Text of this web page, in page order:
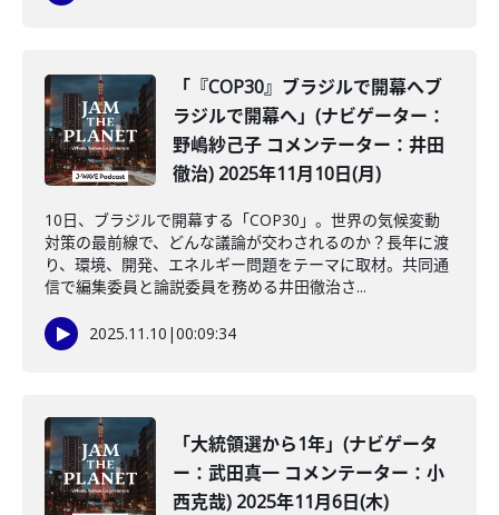
「『COP30』ブラジルで開幕へブ
ラジルで開幕へ」(ナビゲーター：
野嶋紗己子 コメンテーター：井田
徹治) 2025年11月10日(月)
10日、ブラジルで開幕する「COP30」。世界の気候変動
対策の最前線で、どんな議論が交わされるのか？長年に渡
り、環境、開発、エネルギー問題をテーマに取材。共同通
信で編集委員と論説委員を務める井田徹治さ...
2025.11.10 |00:09:34
「大統領選から1年」(ナビゲータ
ー：武田真一 コメンテーター：小
西克哉) 2025年11月6日(木)